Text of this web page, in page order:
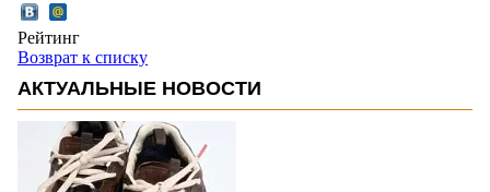
Рейтинг
Возврат к списку
АКТУАЛЬНЫЕ НОВОСТИ